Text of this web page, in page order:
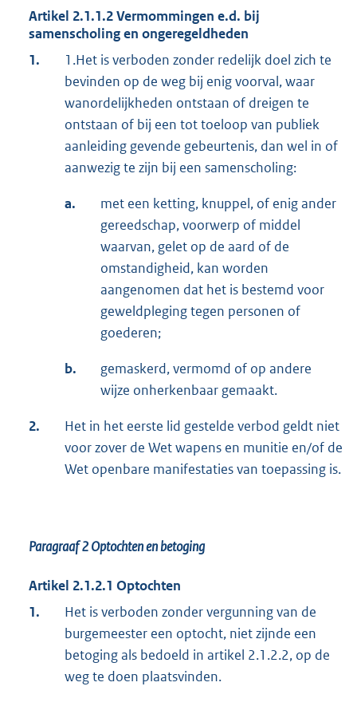
Artikel 2.1.1.2 Vermommingen e.d. bij
samenscholing en ongeregeldheden
1.
1.Het is verboden zonder redelijk doel zich te
bevinden op de weg bij enig voorval, waar
wanordelijkheden ontstaan of dreigen te
ontstaan of bij een tot toeloop van publiek
aanleiding gevende gebeurtenis, dan wel in of
aanwezig te zijn bij een samenscholing:
a.
met een ketting, knuppel, of enig ander
gereedschap, voorwerp of middel
waarvan, gelet op de aard of de
omstandigheid, kan worden
aangenomen dat het is bestemd voor
geweldpleging tegen personen of
goederen;
b.
gemaskerd, vermomd of op andere
wijze onherkenbaar gemaakt.
2.
Het in het eerste lid gestelde verbod geldt niet
voor zover de Wet wapens en munitie en/of de
Wet openbare manifestaties van toepassing is.
Paragraaf 2Optochten en betoging
Artikel 2.1.2.1 Optochten
1.
Het is verboden zonder vergunning van de
burgemeester een optocht, niet zijnde een
betoging als bedoeld in artikel 2.1.2.2, op de
weg te doen plaatsvinden.